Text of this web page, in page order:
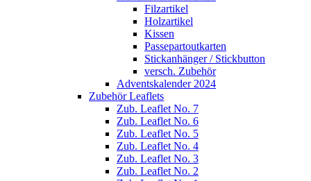
Filzartikel
Holzartikel
Kissen
Passepartoutkarten
Stickanhänger / Stickbutton
versch. Zubehör
Adventskalender 2024
Zubehör Leaflets
Zub. Leaflet No. 7
Zub. Leaflet No. 6
Zub. Leaflet No. 5
Zub. Leaflet No. 4
Zub. Leaflet No. 3
Zub. Leaflet No. 2